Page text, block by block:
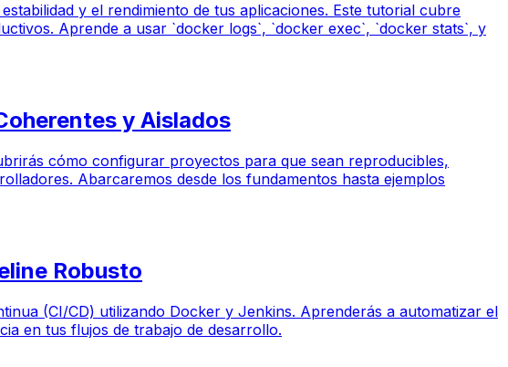
y el rendimiento de tus aplicaciones. Este tutorial cubre
Aprende a usar `docker logs`, `docker exec`, `docker stats`, y
y Aislados
cómo configurar proyectos para que sean reproducibles,
Abarcaremos desde los fundamentos hasta ejemplos
Robusto
(CI/CD) utilizando Docker y Jenkins. Aprenderás a automatizar el
en tus flujos de trabajo de desarrollo.